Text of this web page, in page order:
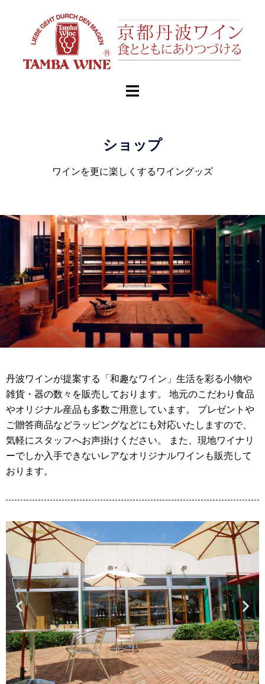
ショップ
ワインを更に楽しくするワイングッズ
丹波ワインが提案する「和趣なワイン」生活を彩る小物や
雑貨・器の数々を販売しております。 地元のこだわり食品
やオリジナル産品も多数ご用意しています。 プレゼントや
ご贈答商品などラッピングなどにも対応いたしますので、
気軽にスタッフへお声掛けください。 また、現地ワイナリ
ーでしか入手できないレアなオリジナルワインも販売して
おります。